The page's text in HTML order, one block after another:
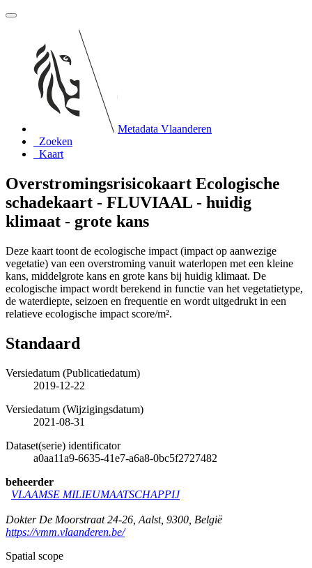
Metadata Vlaanderen
Zoeken
Kaart
Overstromingsrisicokaart Ecologische
schadekaart - FLUVIAAL - huidig
klimaat - grote kans
Deze kaart toont de ecologische impact (impact op aanwezige
vegetatie) van een overstroming vanuit waterlopen met een kleine
kans, middelgrote kans en grote kans bij huidig klimaat. De
ecologische impact wordt berekend in functie van het vegetatietype,
de waterdiepte, seizoen en frequentie en wordt uitgedrukt in een
relatieve ecologische impact score/m².
Standaard
Versiedatum (Publicatiedatum)
2019-12-22
Versiedatum (Wijzigingsdatum)
2021-08-31
Dataset(serie) identificator
a0aa11a9-6635-41e7-a6a8-0bc5f2727482
beheerder
VLAAMSE MILIEUMAATSCHAPPIJ
Dokter De Moorstraat 24-26 Aalst, 9300 België
https://vmm.vlaanderen.be/
Spatial scope